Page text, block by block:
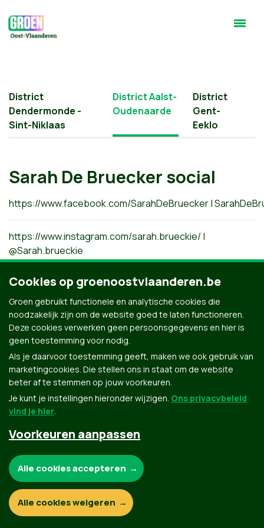
District
Dendermonde -
Sint-Niklaas
District Aalst-
Oudenaarde
District
Gent-
Eeklo
Sarah De Bruecker social
https://www.facebook.com/SarahDeBruecker|
https://www.instagram.com/sarah.brueckie/|
@Sarah.brueckie
https://sarahdebruecker.art/|Sarah De Bruecker –
Female artist
Groen.be
© Copyright Groen 2026 | Gemaakt met NationBuilder
Contact Privacybeleid
Cookies op groenoostvlaanderen.be
Groen gebruikt functionele en analytische cookies die
noodzakelijk zijn om de website goed te laten functioneren.
Deze cookies verwerken geen persoonsgegevens en hier is
geen toestemming voor nodig.
Als je daarvoor toestemming geeft, maken we ook gebruik van
marketingcookies. Die stellen ons in staat om de website
beter af te stemmen op jouw voorkeuren.
Je kunt je instellingen hieronder wijzigen. Ons privacybeleid
vind je hier.
Voorkeuren aanpassen
Functionele en analytische cookies:
Alle cookies accepteren
Alle cookies weigeren